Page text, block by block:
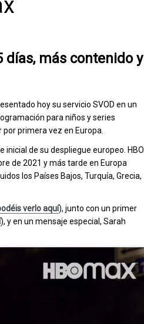
días, más contenido y
hoy su servicio SVOD en un
para niños y series
por primera vez en Europa.
inicial de su despliegue europeo. HBO
de 2021 y más tarde en Europa
los Países Bajos, Turquía, Grecia,
verlo aquí), junto con un primer
), y en un mensaje especial, Sarah